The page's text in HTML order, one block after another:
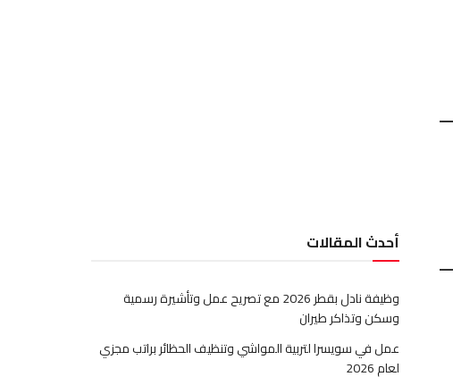
أحدث المقالات
وظيفة نادل بقطر 2026 مع تصريح عمل وتأشيرة رسمية
وسكن وتذاكر طيران
عمل في سويسرا لتربية المواشي وتنظيف الحظائر براتب مجزي
لعام 2026